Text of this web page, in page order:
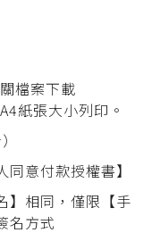
檔案下載
紙張大小列印 。
意付款授權書】
】相同，僅限【手
名方式